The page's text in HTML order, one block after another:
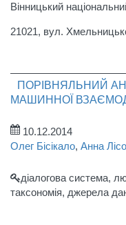
Вінницький
21021, вул.
ПОРІВНЯЛЬНИЙ
МАШИННОЇ
10.12.2014
Олег Бісікало, Анна
діалогова система,
таксономія, джерела